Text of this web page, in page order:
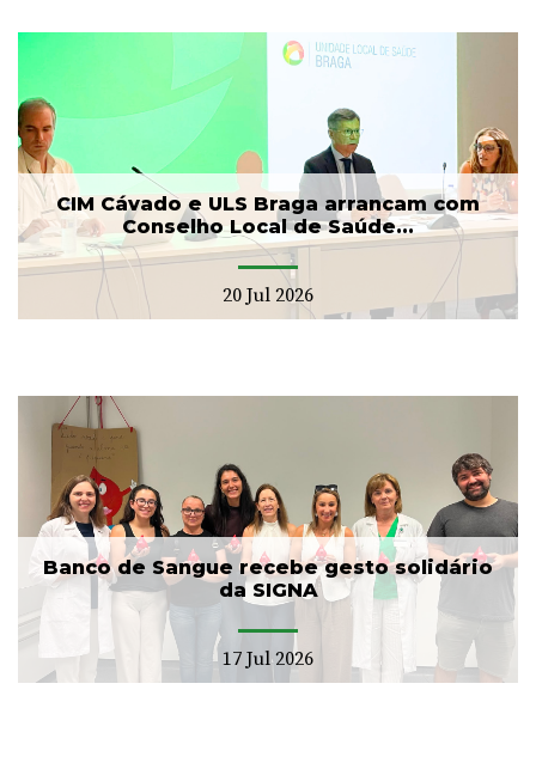
CIM Cávado e ULS Braga arrancam com
Conselho Local de Saúde...
20 Jul 2026
Banco de Sangue recebe gesto solidário
da SIGNA
17 Jul 2026